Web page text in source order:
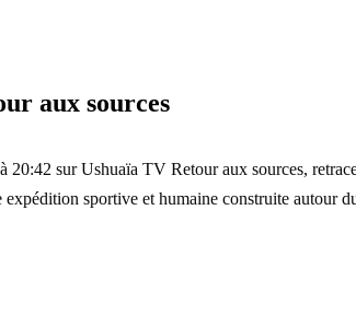
aux sources
sur Ushuaïa TV Retour aux sources,
expédition sportive et humaine construite autour